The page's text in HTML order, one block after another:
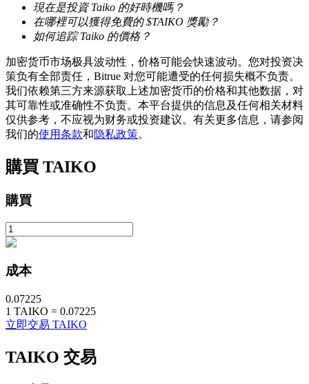
Launchpool
活期質押獲得熱門資產
鎖倉BTR
現在是投資 Taiko 的好時機嗎？
在哪裡可以獲得免費的 $TAIKO 獎勵？
如何追踪 Taiko 的價格？
加密货币市场极具波动性，价格可能会快速波动。您对投资决
策负有全部责任，Bitrue 对您可能遭受的任何损失概不负责。
我们依赖第三方来源获取上述加密货币的价格和其他数据，对
其可靠性或准确性不负责。本平台提供的信息及任何相关材料
仅供参考，不应视为财务或投资建议。有关更多信息，请参阅
我们的使用条款和隐私政策。
購買 TAIKO
購買
成本
0.07225
1 TAIKO = 0.07225
立即交易 TAIKO
TAIKO 交易